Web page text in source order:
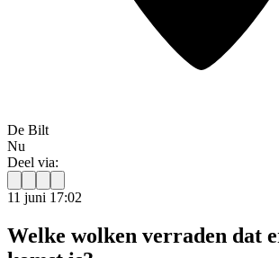
De Bilt
Nu
Deel via:
11 juni 17:02
Welke wolken verraden dat